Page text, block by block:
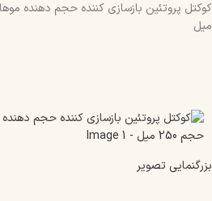
میل
بزرگنمایی تصویر